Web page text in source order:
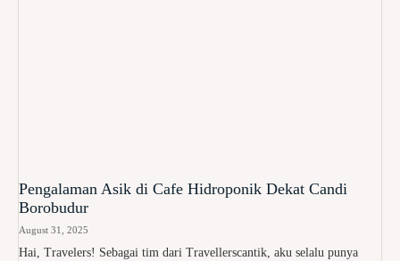
Pengalaman Asik di Cafe Hidroponik Dekat Candi
Borobudur
August 31, 2025
Hai, Travelers! Sebagai tim dari Travellerscantik, aku selalu punya